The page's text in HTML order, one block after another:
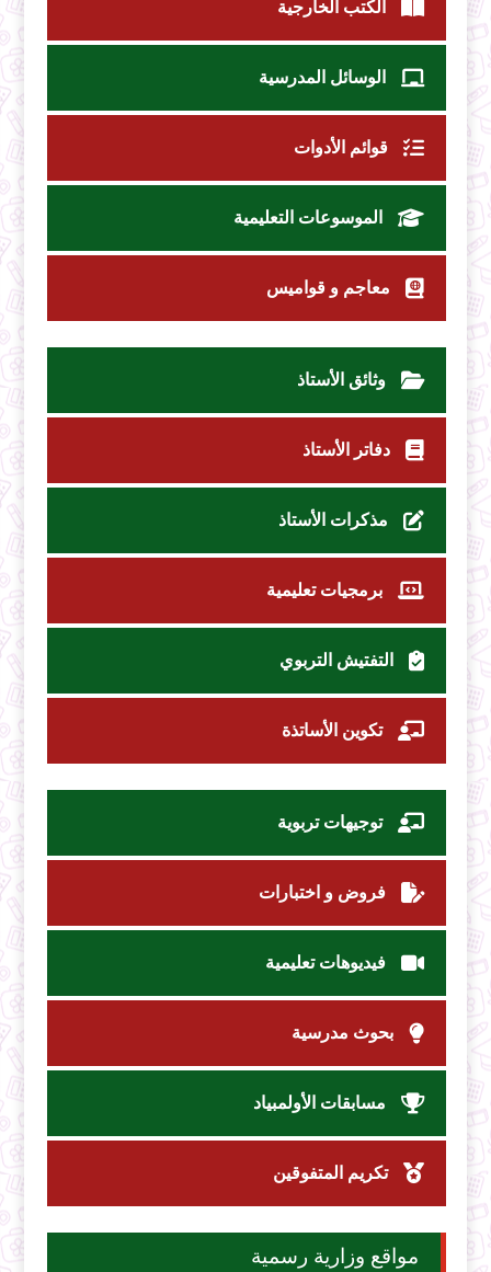
الكتب الخارجية
الوسائل المدرسية
قوائم الأدوات
الموسوعات التعليمية
معاجم و قواميس
وثائق الأستاذ
دفاتر الأستاذ
مذكرات الأستاذ
برمجيات تعليمية
التفتيش التربوي
تكوين الأساتذة
توجيهات تربوية
فروض و اختبارات
فيديوهات تعليمية
بحوث مدرسية
مسابقات الأولمبياد
تكريم المتفوقين
مواقع وزارية رسمية